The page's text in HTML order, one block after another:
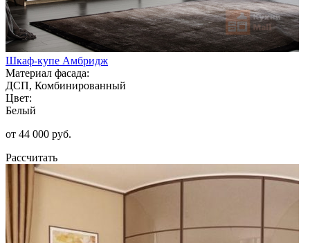
Шкаф-купе Амбридж
Материал фасада:
ДСП, Комбинированный
Цвет:
Белый
от 44 000 руб.
Рассчитать